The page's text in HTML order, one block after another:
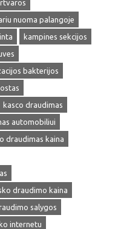
nuoma palangoje
kampines sekcijos
bakterijos
kasco draudimas
automobiliui
draudimas kaina
draudimo kaina
salygos
internetu